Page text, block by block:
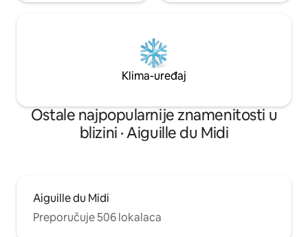
Klima-uređaj
Ostale najpopularnije znamenitosti u
blizini · Aiguille du Midi
Aiguille du Midi
Preporučuje 506 lokalaca